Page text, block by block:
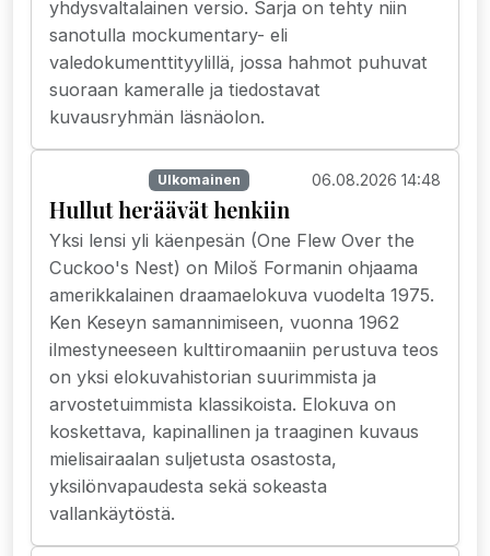
yhdysvaltalainen versio. Sarja on tehty niin
sanotulla mockumentary- eli
valedokumenttityylillä, jossa hahmot puhuvat
suoraan kameralle ja tiedostavat
kuvausryhmän läsnäolon.
Ulkomainen 06.08.2026 14:48
Hullut heräävät henkiin
Yksi lensi yli käenpesän (One Flew Over the
Cuckoo's Nest) on Miloš Formanin ohjaama
amerikkalainen draamaelokuva vuodelta 1975.
Ken Keseyn samannimiseen, vuonna 1962
ilmestyneeseen kulttiromaaniin perustuva teos
on yksi elokuvahistorian suurimmista ja
arvostetuimmista klassikoista. Elokuva on
koskettava, kapinallinen ja traaginen kuvaus
mielisairaalan suljetusta osastosta,
yksilönvapaudesta sekä sokeasta
vallankäytöstä.